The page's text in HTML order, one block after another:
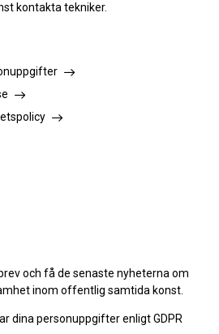
kontakta tekniker.
och få de senaste nyheterna om
inom offentlig samtida konst.
dina personuppgifter enligt GDPR